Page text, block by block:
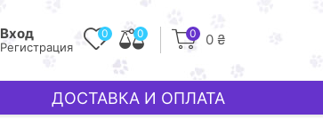
Вход
Регистрация
0 0 0 0 ₴
ДОСТАВКА И ОПЛАТА